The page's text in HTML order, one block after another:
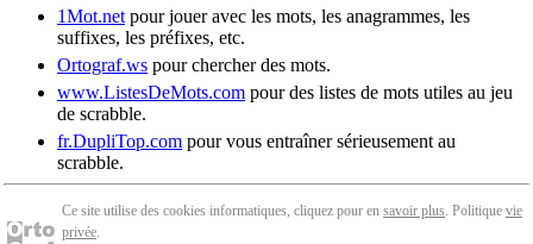
1Mot.net pour jouer avec les mots, les anagrammes, les
suffixes, les préfixes, etc.
Ortograf.ws pour chercher des mots.
www.ListesDeMots.com pour des listes de mots utiles au jeu
de scrabble.
fr.DupliTop.com pour vous entraîner sérieusement au
scrabble.
Ce site utilise des cookies informatiques, cliquez pour en savoir plus. Politique vie
privée.